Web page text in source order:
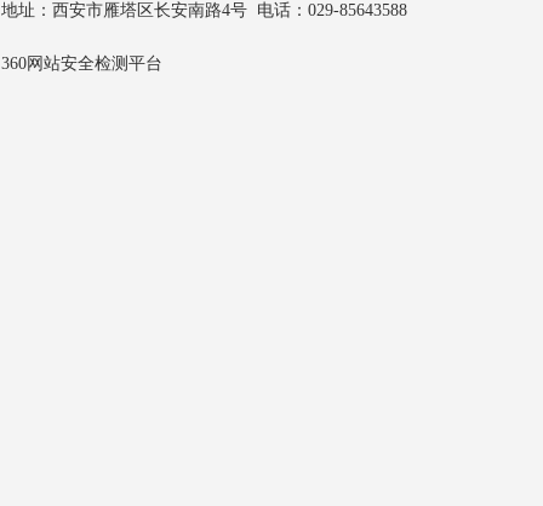
地址：西安市雁塔区长安南路4号 电话：029-85643588
360网站安全检测平台